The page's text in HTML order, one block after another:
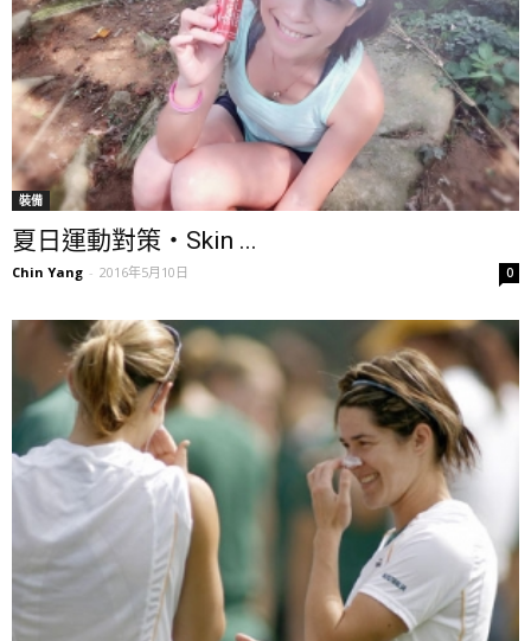
裝備
夏日運動對策・Skin ...
Chin Yang - 2016年5月10日 0